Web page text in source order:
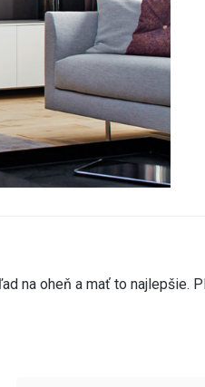
na oheň a mať to najlepšie.